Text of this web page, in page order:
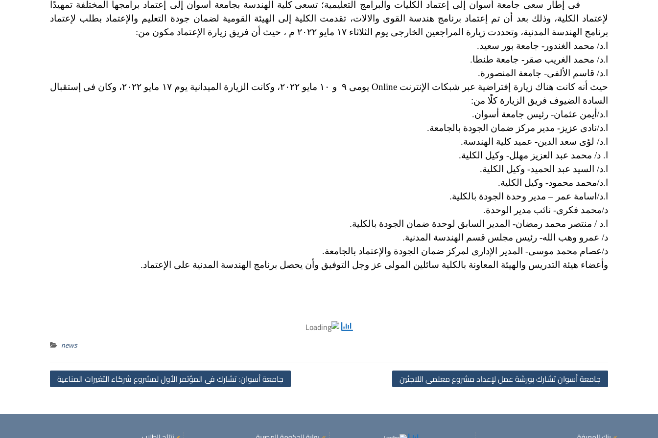
فى إطار سعى جامعة أسوان إلى إعتماد الكليات والبرامج التعليمية؛ تسعى كلية الهندسة بجامعة أسوان إلى إعتماد برامجها المختلفة تمهيدًا
لإعتماد الكلية، وذلك بعد أن تم إعتماد برنامج هندسة القوى والالات، تقدمت الكلية إلى الهيئة القومية لضمان جودة التعليم والإعتماد بطلب لإعتماد
برنامج الهندسة المدنية، وتحددت زيارة المراجعين الخارجى يوم الثلاثاء ١٧ مايو ٢٠٢٢ م ، حيث أن فريق زيارة الإعتماد مكون من:
ا.د/ محمد الغندور- جامعة بور سعيد.
ا.د/ محمد الغريب صقر- جامعة طنطا.
ا.د/ قاسم الألفى- جامعة المنصورة.
حيث أنه كانت هناك زيارة إفتراضية عبر شبكات الإنترنت Online يومى ٩ و ١٠ مايو ٢٠٢٢، وكانت الزيارة الميدانية يوم ١٧ مايو ٢٠٢٢، وكان فى إستقبال
السادة الضيوف فريق الزيارة كلًا من:
ا.د/أيمن عثمان- رئيس جامعة أسوان.
ا.د/نادى عزيز- مدير مركز ضمان الجودة بالجامعة.
ا.د/ لؤى سعد الدين- عميد كلية الهندسة.
ا. د/ محمد عبد العزيز مهلل- وكيل الكلية.
ا.د/ السيد عبد الحميد- وكيل الكلية.
ا.د/محمد محمود- وكيل الكلية.
ا.د/اسامة عمر – مدير وحدة الجودة بالكلية.
د/محمد فكرى- نائب مدير الوحدة.
ا.د / منتصر محمد رمضان- المدير السابق لوحدة ضمان الجودة بالكلية.
د/ عمرو وهب الله- رئيس مجلس قسم الهندسة المدنية.
د/عصام محمد موسى- المدير الإدارى لمركز ضمان الجودة والإعتماد بالجامعة.
وأعضاء هيئة التدريس والهيئة المعاونة بالكلية سائلين المولى عز وجل التوفيق وأن يحصل برنامج الهندسة المدنية على الإعتماد.
news
جامعة أسوان: تشارك فى المؤتمر الأول لمشروع شركاء التغيرات المناعية جامعة أسوان تشارك بورشة عمل لإعداد مشروع معلمى اللاجئين